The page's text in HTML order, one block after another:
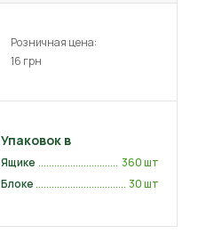
Розничная цена:
16 грн
Упаковок в
Ящике
360 шт
Блоке
30 шт